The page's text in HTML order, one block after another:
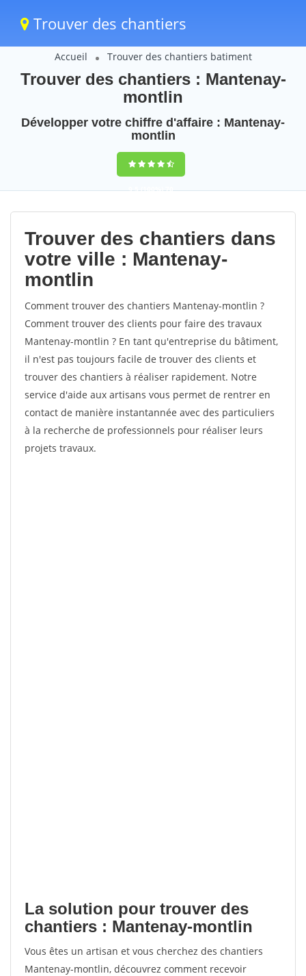
Trouver des chantiers
Accueil Trouver des chantiers batiment
Trouver des chantiers : Mantenay-
montlin
Développer votre chiffre d'affaire : Mantenay-
montlin
9,5(100%)70
votes
Trouver des chantiers dans
votre ville : Mantenay-
montlin
Comment trouver des chantiers Mantenay-montlin ?
Comment trouver des clients pour faire des travaux
Mantenay-montlin ? En tant qu'entreprise du bâtiment,
il n'est pas toujours facile de trouver des clients et
trouver des chantiers à réaliser rapidement. Notre
service d'aide aux artisans vous permet de rentrer en
contact de manière instantannée avec des particuliers
à la recherche de professionnels pour réaliser leurs
projets travaux.
La solution pour trouver des
chantiers : Mantenay-montlin
Vous êtes un artisan et vous cherchez des chantiers
Mantenay-montlin, découvrez comment recevoir